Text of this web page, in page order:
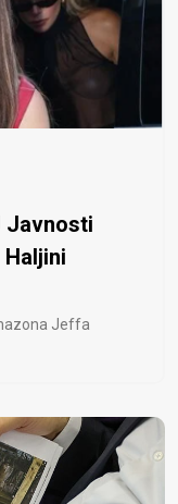
Javnosti
Haljini
Jeffa